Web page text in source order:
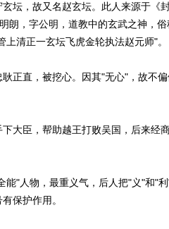
，故又名赵玄坛。此人来源于《
朗，字公明，道教中的玄武之神，
清正一玄坛飞虎金轮执法赵元师"。
直，被挖心。因其"无心"，故不偏
臣，帮助越王打败吴国，后来经
"人物，最重义气，后人把"义"和"利
保护作用。